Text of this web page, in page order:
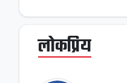
लोकप्रिय